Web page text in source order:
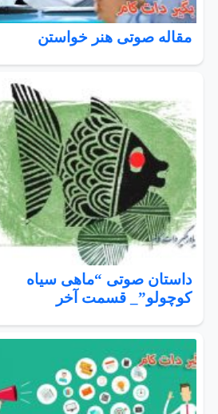
مقاله صوتی هنر خواستن
داستان صوتی “ماهی سیاه
کوچولو”_ قسمت آخر